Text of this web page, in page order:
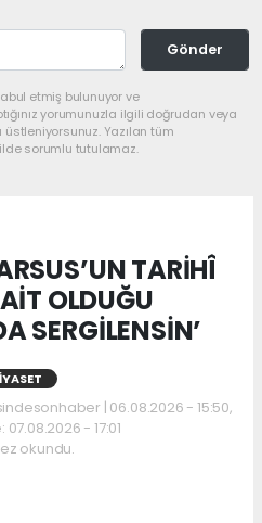
Gönder
etmiş bulunuyor ve
yorumunuzla ilgili doğrudan veya
üstleniyorsunuz. Yazılan tüm
sorumlu tutulamaz.
TARİHÎ
OLDUĞU
SERGİLENSİN’
| 06.08.2026 - 15:50,
- 17:01
okundu.